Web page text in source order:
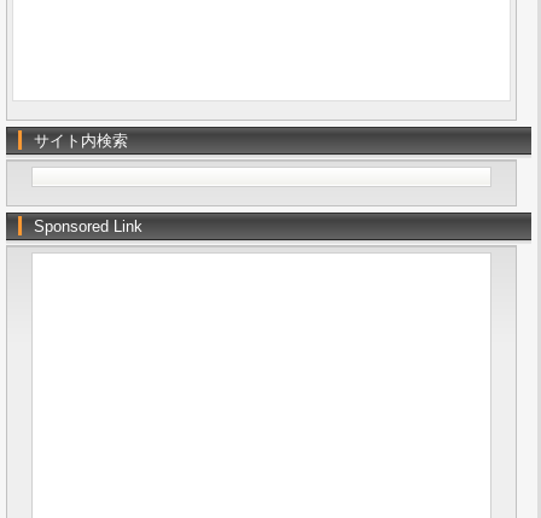
サイト内検索
Sponsored Link